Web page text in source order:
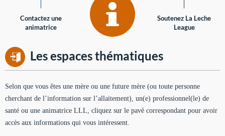
Contactez une
animatrice
Soutenez La Leche
League
Les espaces thématiques
Selon que vous êtes une mère ou une future mère (ou toute personne
cherchant de l’information sur l’allaitement), un(e) professionnel(le) de
santé ou une animatrice LLL, cliquez sur le pavé correspondant pour avoir
accès aux informations qui vous intéressent.